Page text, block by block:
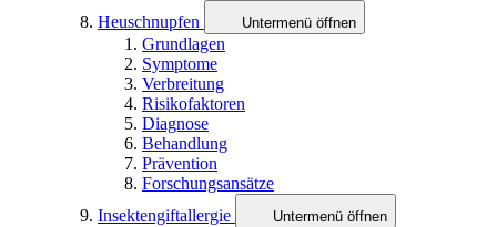
Heuschnupfen
Untermenü öffnen
Grundlagen
Symptome
Verbreitung
Risikofaktoren
Diagnose
Behandlung
Prävention
Forschungsansätze
Insektengiftallergie
Untermenü öffnen